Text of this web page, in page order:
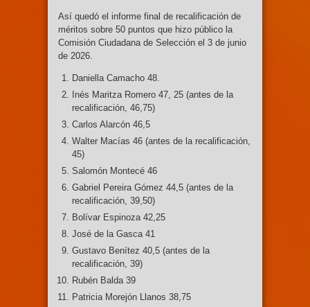
Así quedó el informe final de recalificación de
méritos sobre 50 puntos que hizo público la
Comisión Ciudadana de Selección el 3 de junio
de 2026.
Daniella Camacho 48.
Inés Maritza Romero 47, 25 (antes de la
recalificación, 46,75)
Carlos Alarcón 46,5
Walter Macías 46 (antes de la recalificación,
45)
Salomón Montecé 46
Gabriel Pereira Gómez 44,5 (antes de la
recalificación, 39,50)
Bolívar Espinoza 42,25
José de la Gasca 41
Gustavo Benítez 40,5 (antes de la
recalificación, 39)
Rubén Balda 39
Patricia Morejón Llanos 38,75